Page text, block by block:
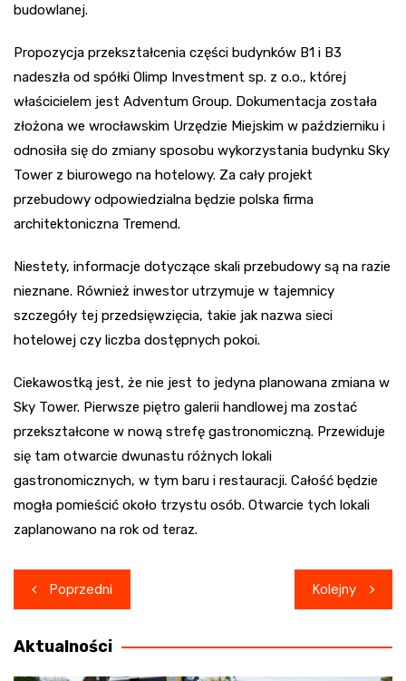
budowlanej.
Propozycja przekształcenia części budynków B1 i B3
nadeszła od spółki Olimp Investment sp. z o.o., której
właścicielem jest Adventum Group. Dokumentacja została
złożona we wrocławskim Urzędzie Miejskim w październiku i
odnosiła się do zmiany sposobu wykorzystania budynku Sky
Tower z biurowego na hotelowy. Za cały projekt
przebudowy odpowiedzialna będzie polska firma
architektoniczna Tremend.
Niestety, informacje dotyczące skali przebudowy są na razie
nieznane. Również inwestor utrzymuje w tajemnicy
szczegóły tej przedsięwzięcia, takie jak nazwa sieci
hotelowej czy liczba dostępnych pokoi.
Ciekawostką jest, że nie jest to jedyna planowana zmiana w
Sky Tower. Pierwsze piętro galerii handlowej ma zostać
przekształcone w nową strefę gastronomiczną. Przewiduje
się tam otwarcie dwunastu różnych lokali
gastronomicznych, w tym baru i restauracji. Całość będzie
mogła pomieścić około trzystu osób. Otwarcie tych lokali
zaplanowano na rok od teraz.
Nawigacja
wpisu
Poprzedni Kolejny
Aktualności